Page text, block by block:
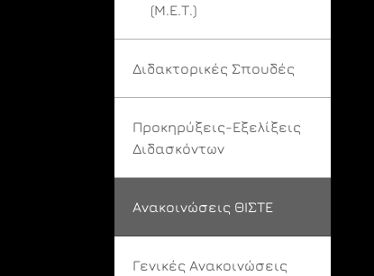
(Μ.Ε.Τ.)
Διδακτορικές Σπουδές
Προκηρύξεις-Εξελίξεις
Διδασκόντων
Ανακοινώσεις ΘΙΣΤΕ
Γενικές Ανακοινώσεις